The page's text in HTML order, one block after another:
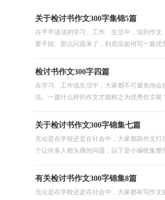
关于检讨书作文300字集锦5篇
在平平淡淡的学习、工作、生活中，说到作
要手段。那么问题来了，到底应如何写一篇
检讨书作文300字四篇
在学习、工作或生活中，大家都不可避免地
法。一篇什么样的作文才能称之为优秀作文
关于检讨书作文300字锦集七篇
无论是在学校还是在社会中，大家都跟作文
个让许多人都头痛的问题，以下是小编收集整
有关检讨书作文300字锦集8篇
无论是在学校还是在社会中，大家都有写作